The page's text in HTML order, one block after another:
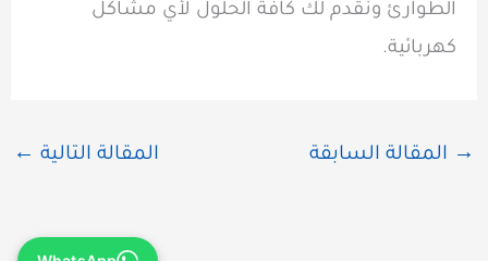
الطوارئ ونقدم لك كافة الحلول لأي مشاكل
كهربائية.
→ المقالة السابقة المقالة التالية ←